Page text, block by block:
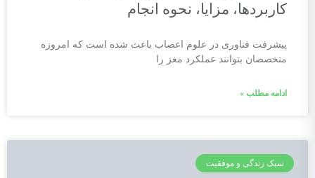
کاربردها، مزایا، نحوه انجام
پیشرفت فناوری در علوم اعصاب باعث شده است که امروزه
متخصصان بتوانند عملکرد مغز را
ادامه مطلب »
سبک زندگی و موفقیت